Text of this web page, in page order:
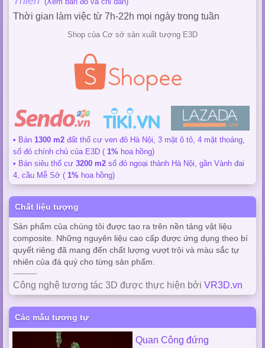
Thời gian làm việc từ 7h-22h mọi ngày trong tuần
Shop của Cơ sở sản xuất tượng E3D
• Bán 1300 m2 đất thổ cư ven đô Hà Nội, 3 mặt ô tô, 4 mặt thoáng,
sổ đỏ chính chủ của E3D ( 1% hoa hồng)
• Bán siêu thổ cư 3200 m2 sổ đỏ ngoại thành Hà Nội, gần Vành đai
4, cầu Mễ Sở ( 1% hoa hồng)
Chất liệu tượng
Sản phẩm của chúng tôi được tạo ra trên nền tảng vật liệu
composite. Những nguyên liệu cao cấp được ứng dụng theo bí
quyết riêng đã mang đến chất lượng vượt trội và màu sắc tự
nhiên của đá quý cho từng sản phẩm.
----------
Công nghệ tương tác 3D được thực hiện bởi VR3D.vn
Các mẫu tương tự
Quan Công đứng